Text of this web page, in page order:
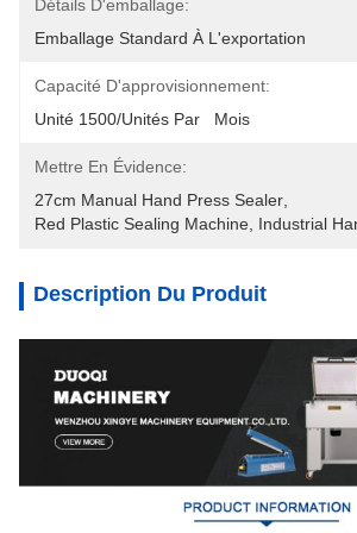
Détails D'emballage:
Emballage Standard À L'exportation
Capacité D'approvisionnement:
Unité 1500/unités Par   Mois
Mettre En Évidence:
27cm Manual Hand Press Sealer
Red Plastic Sealing Machine Industrial
Description Du Produit